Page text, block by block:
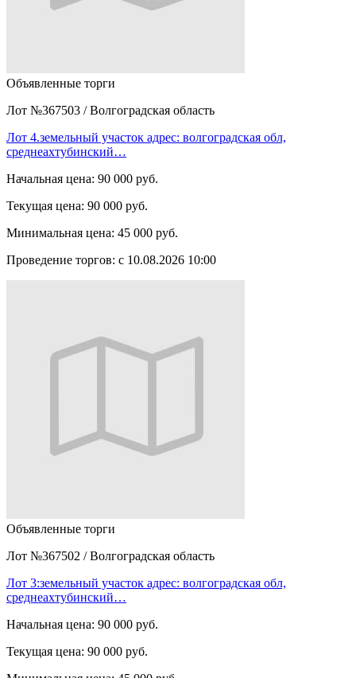
Объявленные торги
Лот №367503 / Волгоградская область
Лот 4.земельный участок адрес: волгоградская обл,
среднеахтубинский…
Начальная цена: 90 000 руб.
Текущая цена: 90 000 руб.
Минимальная цена: 45 000 руб.
Проведение торгов: с 10.08.2026 10:00
Объявленные торги
Лот №367502 / Волгоградская область
Лот 3:земельный участок адрес: волгоградская обл,
среднеахтубинский…
Начальная цена: 90 000 руб.
Текущая цена: 90 000 руб.